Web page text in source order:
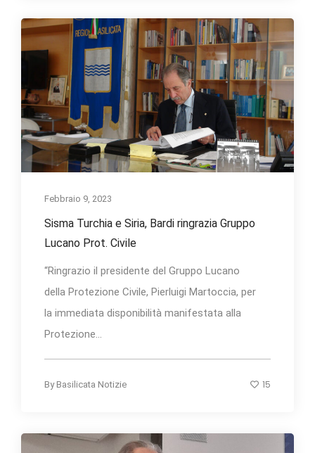
Febbraio 9, 2023
Sisma Turchia e Siria, Bardi ringrazia Gruppo
Lucano Prot. Civile
“Ringrazio il presidente del Gruppo Lucano
della Protezione Civile, Pierluigi Martoccia, per
la immediata disponibilità manifestata alla
Protezione...
By Basilicata Notizie 15